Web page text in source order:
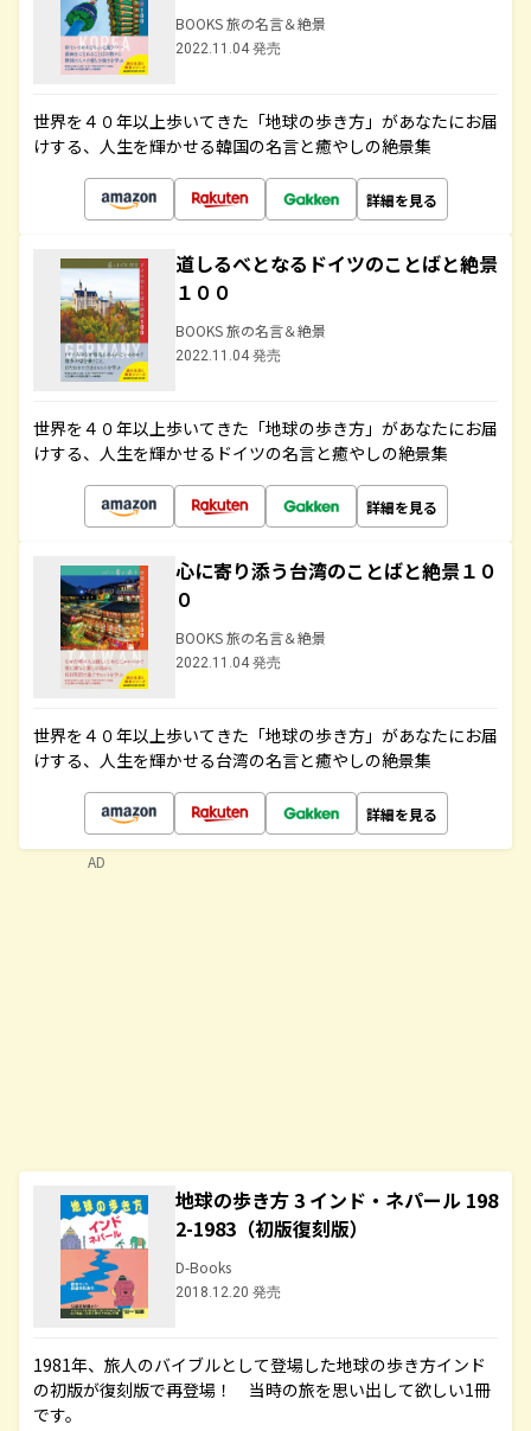
BOOKS 旅の名言＆絶景
2022.11.04 発売
世界を４０年以上歩いてきた「地球の歩き方」があなたにお届
けする、人生を輝かせる韓国の名言と癒やしの絶景集
詳細を見る
道しるべとなるドイツのことばと絶景
１００
BOOKS 旅の名言＆絶景
2022.11.04 発売
世界を４０年以上歩いてきた「地球の歩き方」があなたにお届
けする、人生を輝かせるドイツの名言と癒やしの絶景集
詳細を見る
心に寄り添う台湾のことばと絶景１０
０
BOOKS 旅の名言＆絶景
2022.11.04 発売
世界を４０年以上歩いてきた「地球の歩き方」があなたにお届
けする、人生を輝かせる台湾の名言と癒やしの絶景集
詳細を見る
地球の歩き方 3 インド・ネパール 198
2-1983（初版復刻版）
D-Books
2018.12.20 発売
1981年、旅人のバイブルとして登場した地球の歩き方インド
の初版が復刻版で再登場！ 当時の旅を思い出して欲しい1冊
です。
AD